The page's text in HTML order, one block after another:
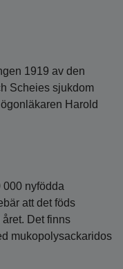
1919 av den
Scheies sjukdom
Harold
000 nyfödda
att det föds
Det finns
mukopolysackaridos